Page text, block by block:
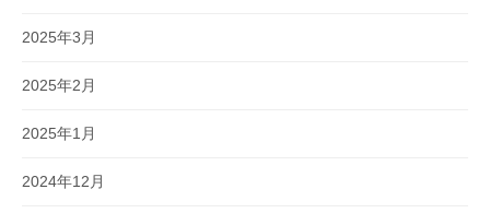
2025年3月
2025年2月
2025年1月
2024年12月